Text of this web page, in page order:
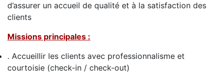
d’assurer un accueil de qualité et à la satisfaction des
clients
Missions principales :
. Accueillir les clients avec professionnalisme et
courtoisie (check-in / check-out)